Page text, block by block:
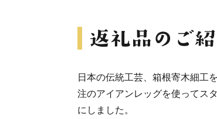
日本の伝統工芸、箱根寄木細工
注のアイアンレッグを使ってス
にしました。